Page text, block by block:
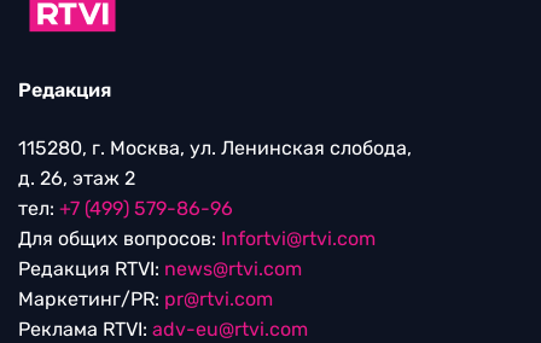
Редакция
115280, г. Москва, ул. Ленинская слобода,
д. 26, этаж 2
тел: +7 (499) 579-86-96
Для общих вопросов: Infortvi@rtvi.com
Редакция RTVI: news@rtvi.com
Маркетинг/PR: pr@rtvi.com
Реклама RTVI: adv-eu@rtvi.com